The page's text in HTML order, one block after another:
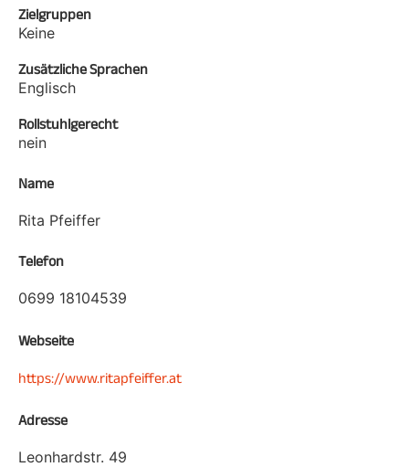
Zielgruppen
Keine
Zusätzliche Sprachen
Englisch
Rollstuhlgerecht
nein
Name
Rita Pfeiffer
Telefon
0699 18104539
Webseite
https://www.ritapfeiffer.at
Adresse
Leonhardstr. 49